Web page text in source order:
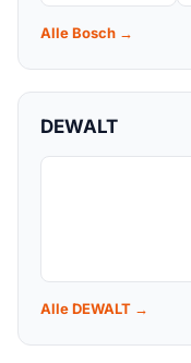
Alle Bosch →
DEWALT
Alle DEWALT →